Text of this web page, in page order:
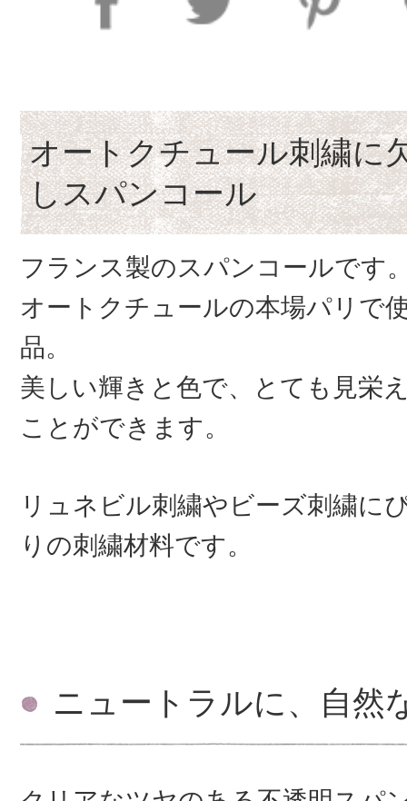
オートクチュール刺繍に
しスパンコール
フランス製のスパンコールです
オートクチュールの本場パリで
品。
美しい輝きと色で、とても見栄
ことができます。
リュネビル刺繍やビーズ刺繍に
りの刺繍材料です。
ニュートラルに、自然